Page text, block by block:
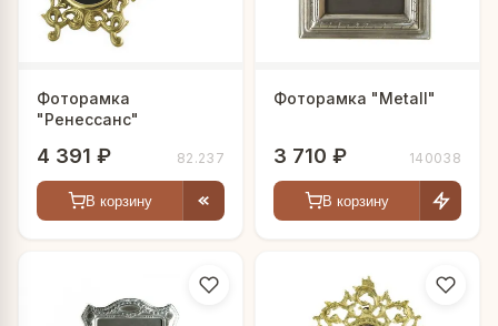
Фоторамка
"Ренессанс"
4 391 ₽ 82.237
В корзину
Фоторамка "Metall"
3 710 ₽ 140038
В корзину